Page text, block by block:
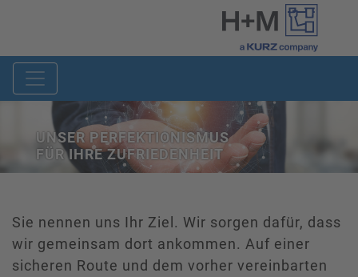
UNSER PERFEKTIONISMUS
FÜR IHRE ZUFRIEDENHEIT
Sie nennen uns Ihr Ziel. Wir sorgen dafür, dass
wir gemeinsam dort ankommen. Auf einer
sicheren Route und dem vorher vereinbarten